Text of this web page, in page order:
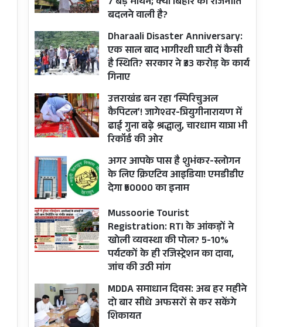
बदलने वाली है?
Dharaali Disaster Anniversary:
एक साल बाद भागीरथी घाटी में कैसी
है स्थिति? सरकार ने ₹33 करोड़ के कार्य
गिनाए
उत्तराखंड बन रहा ‘स्पिरिचुअल
कैपिटल’! जागेश्वर-त्रियुगीनारायण में
ढाई गुना बढ़े श्रद्धालु, चारधाम यात्रा भी
रिकॉर्ड की ओर
अगर आपके पास है शुभंकर-स्लोगन
के लिए क्रिएटिव आइडिया! एमडीडीए
देगा ₹50000 का इनाम
Mussoorie Tourist
Registration: RTI के आंकड़ों ने
खोली व्यवस्था की पोल? 5-10%
पर्यटकों के ही रजिस्ट्रेशन का दावा,
जांच की उठी मांग
MDDA समाधान दिवस: अब हर महीने
दो बार सीधे अफसरों से कर सकेंगे
शिकायत